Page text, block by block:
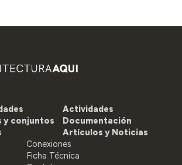
y conjuntos
Actividades
Documentación
Artículos y Noticias
Conexiones
Ficha Técnica